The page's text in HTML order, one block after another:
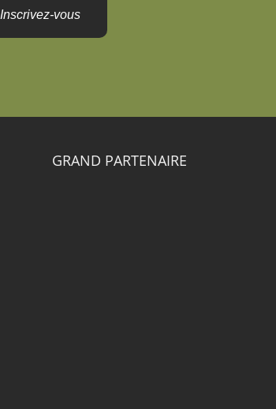
Inscrivez-vous
GRAND PARTENAIRE